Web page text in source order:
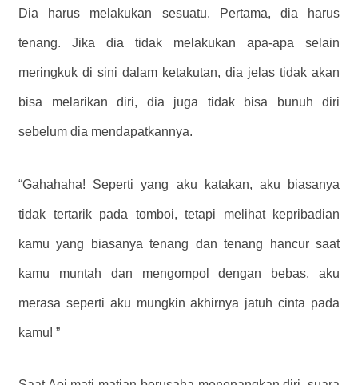
Dia harus melakukan sesuatu. Pertama, dia harus
tenang. Jika dia tidak melakukan apa-apa selain
meringkuk di sini dalam ketakutan, dia jelas tidak akan
bisa melarikan diri, dia juga tidak bisa bunuh diri
sebelum dia mendapatkannya.
“Gahahaha! Seperti yang aku katakan, aku biasanya
tidak tertarik pada tomboi, tetapi melihat kepribadian
kamu yang biasanya tenang dan tenang hancur saat
kamu muntah dan mengompol dengan bebas, aku
merasa seperti aku mungkin akhirnya jatuh cinta pada
kamu! ”